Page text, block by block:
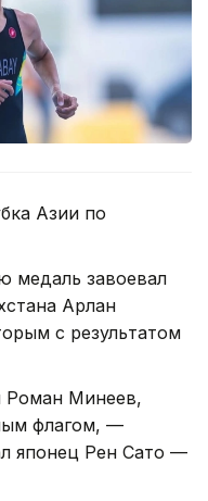
Азии по
медаль завоевал
Арлан
с результатом
Роман Минеев,
флагом, —
японец Рен Сато —